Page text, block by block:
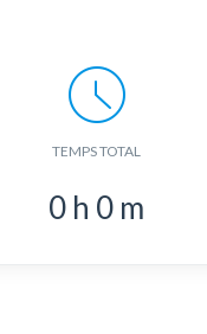
TEMPS TOTAL
0 h 0 m